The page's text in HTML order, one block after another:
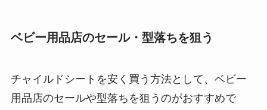
ベビー用品店のセール・型落ちを狙う
チャイルドシートを安く買う方法として、ベビー
用品店のセールや型落ちを狙うのがおすすめで